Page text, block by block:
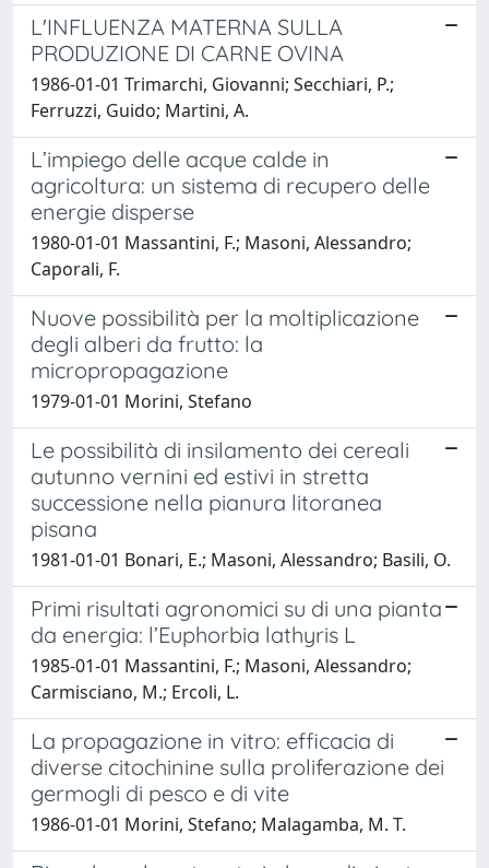
L'INFLUENZA MATERNA SULLA
PRODUZIONE DI CARNE OVINA
1986-01-01 Trimarchi, Giovanni; Secchiari, P.;
Ferruzzi, Guido; Martini, A.
L’impiego delle acque calde in
agricoltura: un sistema di recupero delle
energie disperse
1980-01-01 Massantini, F.; Masoni, Alessandro;
Caporali, F.
Nuove possibilità per la moltiplicazione
degli alberi da frutto: la
micropropagazione
1979-01-01 Morini, Stefano
Le possibilità di insilamento dei cereali
autunno vernini ed estivi in stretta
successione nella pianura litoranea
pisana
1981-01-01 Bonari, E.; Masoni, Alessandro; Basili, O.
Primi risultati agronomici su di una pianta
da energia: l’Euphorbia lathyris L
1985-01-01 Massantini, F.; Masoni, Alessandro;
Carmisciano, M.; Ercoli, L.
La propagazione in vitro: efficacia di
diverse citochinine sulla proliferazione dei
germogli di pesco e di vite
1986-01-01 Morini, Stefano; Malagamba, M. T.